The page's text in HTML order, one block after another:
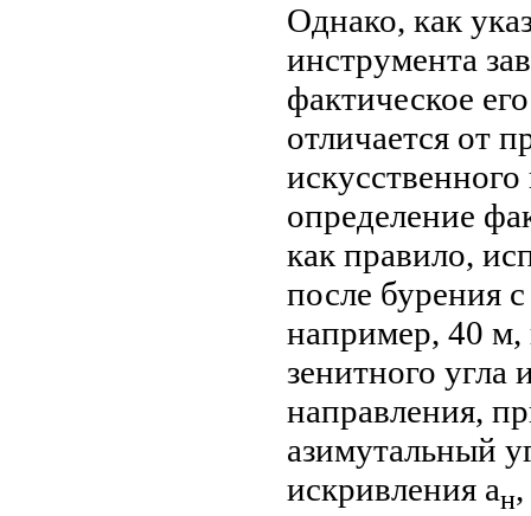
Однако, как
инструмента
фактическое
отличается от
определение
как правило,
после бурения
например, 40 м,
зенитного угла
направления,
азимутальный
искривления aн